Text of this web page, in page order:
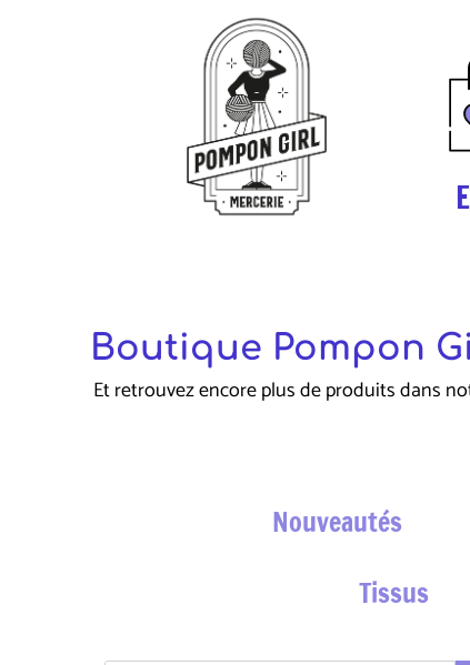
Nouveautés
Tissus
Boutique Pompon
Et retrouvez encore plus de produits dans